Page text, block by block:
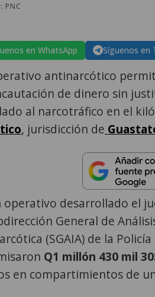
PNC
en WhatsApp Síguenos en
antinarcótico
de dinero sin
al narcotráfico en el
, jurisdicción de
operativo desarrollado el
General de
(SGAIA) de la Policía
Q1 millón 430 mil
en compartimientos de